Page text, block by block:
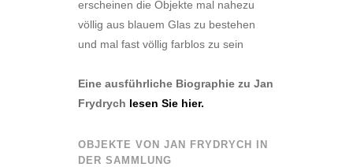
erscheinen die Objekte mal nahezu
völlig aus blauem Glas zu bestehen
und mal fast völlig farblos zu sein
Eine ausführliche Biographie zu Jan
Frydrych lesen Sie hier.
OBJEKTE VON JAN FRYDRYCH IN
DER SAMMLUNG